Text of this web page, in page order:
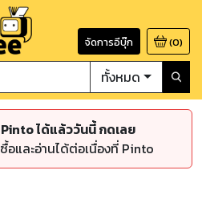
จัดการอีบุ๊ก (0)
ทั้งหมด
ได้แล้ววันนี้ กดเลย
และอ่านได้ต่อเนื่องที่ Pinto